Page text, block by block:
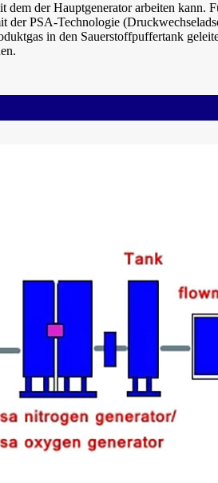
der Hauptgenerator arbeiten kann.
PSA-Technologie
in den Sauerstoffpuffertank